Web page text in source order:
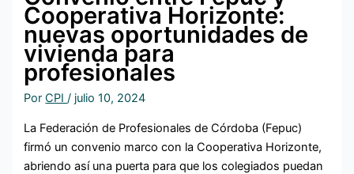
Cooperativa Horizonte:
nuevas oportunidades de
vivienda para
profesionales
PorCPI/ julio 10, 2024
La Federación de Profesionales de Córdoba (Fepuc)
firmó un convenio marco con la Cooperativa Horizonte,
abriendo así una puerta para que los colegiados puedan